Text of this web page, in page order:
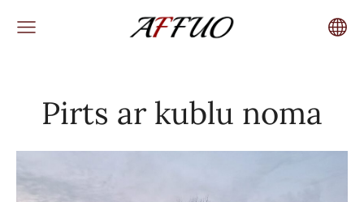
Pirts ar kublu noma